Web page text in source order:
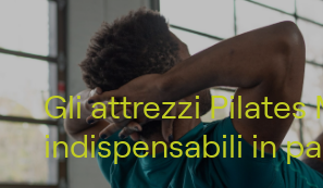
Gli attrezzi Pilates
indispensabili in